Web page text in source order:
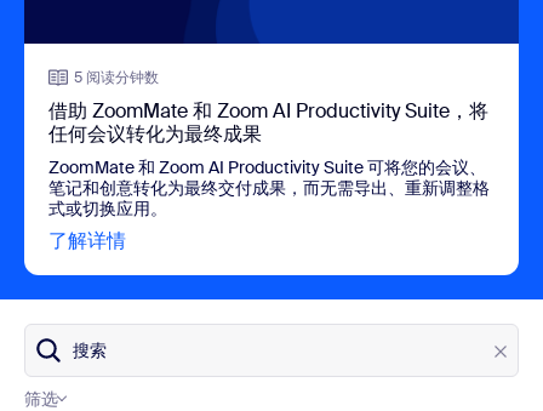
5 阅读分钟数
借助 ZoomMate 和 Zoom AI Productivity Suite，将
任何会议转化为最终成果
ZoomMate 和 Zoom AI Productivity Suite 可将您的会议、
笔记和创意转化为最终交付成果，而无需导出、重新调整格
式或切换应用。
了解详情
搜索
筛选